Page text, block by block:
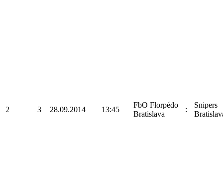
2 3 28.09.2014 13:45
FbO Florpédo
Bratislava
:
Snipers